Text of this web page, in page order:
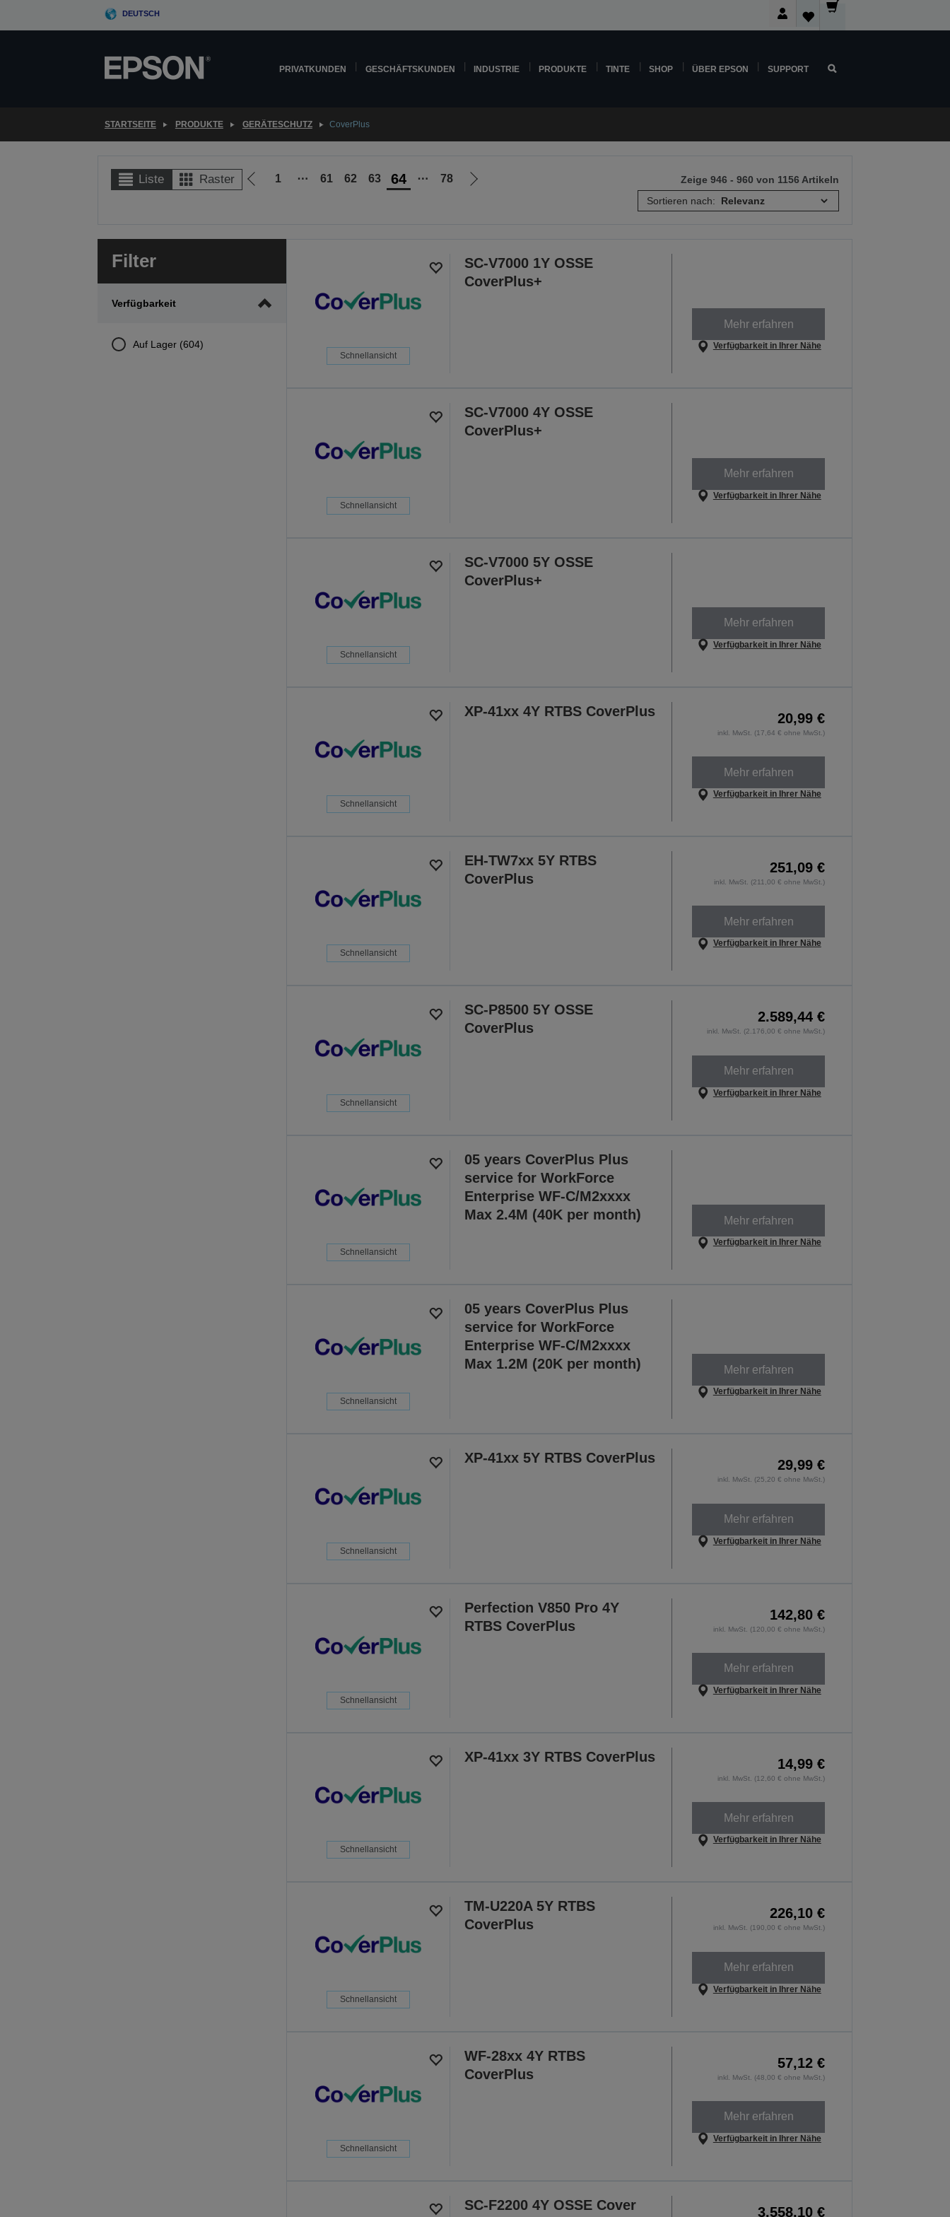
DEUTSCH
PRIVATKUNDEN GESCHÄFTSKUNDEN INDUSTRIE PRODUKTE TINTE SHOP ÜBER EPSON SUPPORT
STARTSEITE PRODUKTE GERÄTESCHUTZ CoverPlus
Liste Raster
Zur
1 ⋯ 61 62 63 64 ⋯ 78
Zur
Zeige 946 - 960 von 1156 Artikeln
Sortieren nach:
Filter
Verfügbarkeit
Auf Lager (604)
Schnellansicht
SC-V7000 1Y OSSE
CoverPlus+
Mehr erfahren
Verfügbarkeit in Ihrer Nähe
Schnellansicht
SC-V7000 4Y OSSE
CoverPlus+
Mehr erfahren
Verfügbarkeit in Ihrer Nähe
Schnellansicht
SC-V7000 5Y OSSE
CoverPlus+
Mehr erfahren
Verfügbarkeit in Ihrer Nähe
Schnellansicht
XP-41xx 4Y RTBS CoverPlus 20,99 €
inkl. MwSt. (17,64 € ohne MwSt.)
Mehr erfahren
Verfügbarkeit in Ihrer Nähe
Schnellansicht
EH-TW7xx 5Y RTBS
CoverPlus
251,09 €
inkl. MwSt. (211,00 € ohne MwSt.)
Mehr erfahren
Verfügbarkeit in Ihrer Nähe
Schnellansicht
SC-P8500 5Y OSSE
CoverPlus
2.589,44 €
inkl. MwSt. (2.176,00 € ohne MwSt.)
Mehr erfahren
Verfügbarkeit in Ihrer Nähe
Schnellansicht
05 years CoverPlus Plus
service for WorkForce
Enterprise WF-C/M2xxxx
Max 2.4M (40K per month)
Mehr erfahren
Verfügbarkeit in Ihrer Nähe
Schnellansicht
05 years CoverPlus Plus
service for WorkForce
Enterprise WF-C/M2xxxx
Max 1.2M (20K per month)
Mehr erfahren
Verfügbarkeit in Ihrer Nähe
Schnellansicht
XP-41xx 5Y RTBS CoverPlus 29,99 €
inkl. MwSt. (25,20 € ohne MwSt.)
Mehr erfahren
Verfügbarkeit in Ihrer Nähe
Schnellansicht
Perfection V850 Pro 4Y
RTBS CoverPlus
142,80 €
inkl. MwSt. (120,00 € ohne MwSt.)
Mehr erfahren
Verfügbarkeit in Ihrer Nähe
Schnellansicht
XP-41xx 3Y RTBS CoverPlus 14,99 €
inkl. MwSt. (12,60 € ohne MwSt.)
Mehr erfahren
Verfügbarkeit in Ihrer Nähe
Schnellansicht
TM-U220A 5Y RTBS
CoverPlus
226,10 €
inkl. MwSt. (190,00 € ohne MwSt.)
Mehr erfahren
Verfügbarkeit in Ihrer Nähe
Schnellansicht
WF-28xx 4Y RTBS
CoverPlus
57,12 €
inkl. MwSt. (48,00 € ohne MwSt.)
Mehr erfahren
Verfügbarkeit in Ihrer Nähe
SC-F2200 4Y OSSE Cover
3.558,10 €